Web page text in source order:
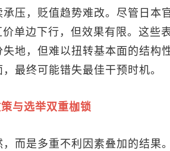
压，贬值趋势难改。尽管日本
价单边下行，但效果有限。这些
地，但难以扭转基本面的结构
最终可能错失最佳干预时机。
与选举双重枷锁
，而是多重不利因素叠加的结果